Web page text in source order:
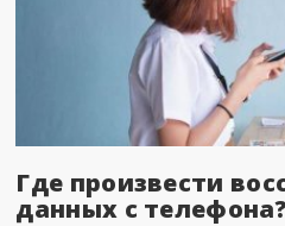
Где произвести
данных с